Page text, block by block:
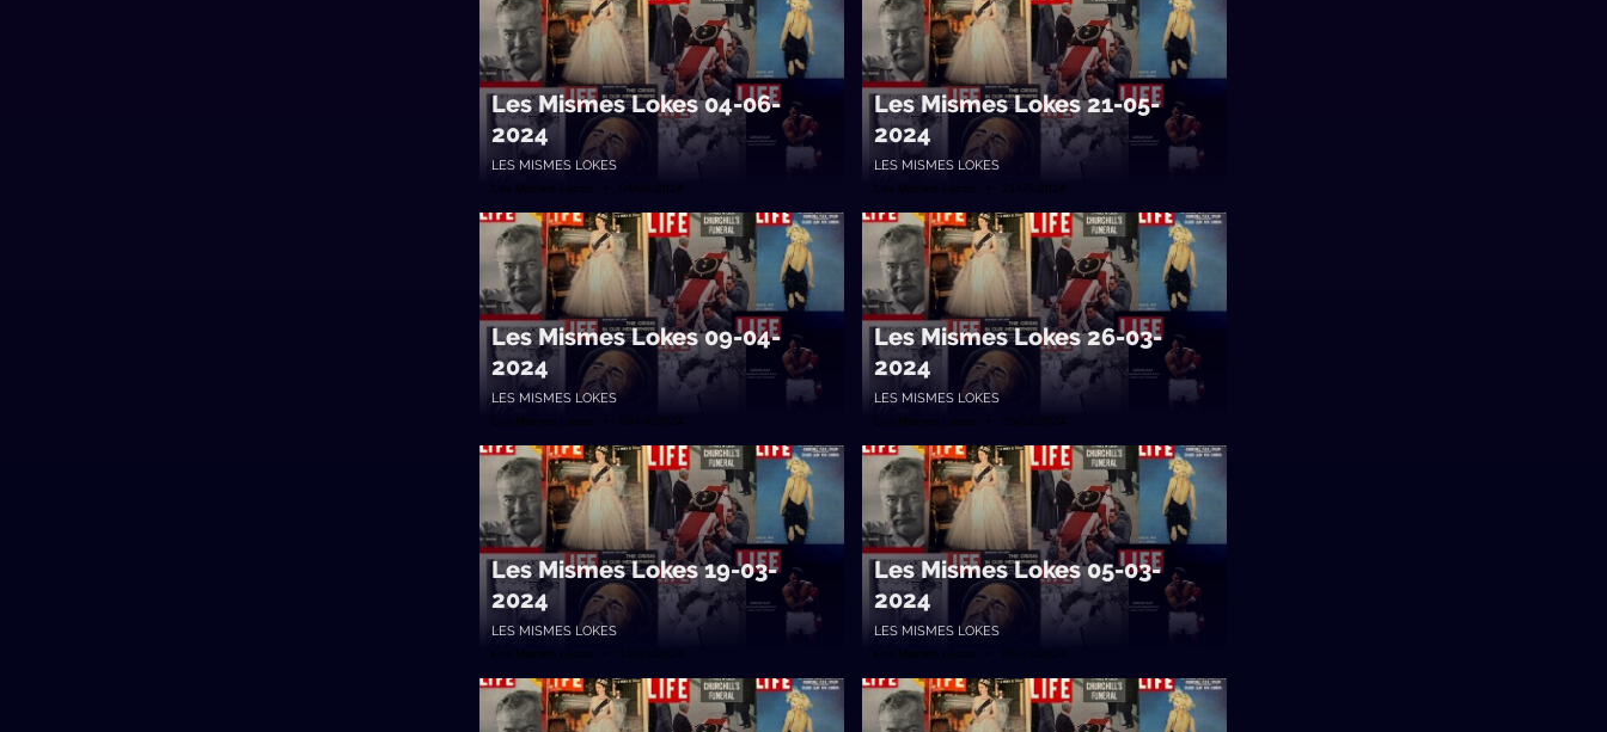
Les Mismes Lokes 04-06-
2024
LES MISMES LOKES
Los Mismos Locos • 04/06/2024
Les Mismes Lokes 21-05-
2024
LES MISMES LOKES
Los Mismos Locos • 21/05/2024
Les Mismes Lokes 09-04-
2024
LES MISMES LOKES
Los Mismos Locos • 09/04/2024
Les Mismes Lokes 26-03-
2024
LES MISMES LOKES
Los Mismos Locos • 26/03/2024
Les Mismes Lokes 19-03-
2024
LES MISMES LOKES
Los Mismos Locos • 19/03/2024
Les Mismes Lokes 05-03-
2024
LES MISMES LOKES
Los Mismos Locos • 05/03/2024